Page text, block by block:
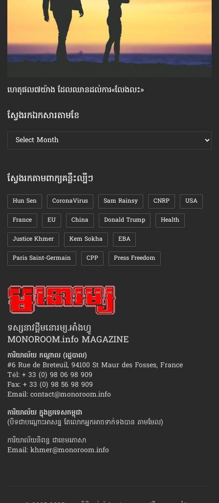
ហេតុផល៧យ៉ាង ដែល​ឈាន​ដល់​ការ«លែងលះ»
ស្វែងរកឯកសារតាមខែ
ស្វែងរក
ឯកសារ
ស្វែងរកតាមពាក្យគន្លឹះល្បីៗ
Hun Sen CoronaVirus Sam Rainsy CNRP USA
France EU China Donald Trump Health
Justice Khmer Kem Sokha EBA
Paris Saint-Germain CPP Press Freedom
ទស្សនាវដ្ដីមនោរម្យ.អាំងហ្វូ
MONOROOM.info MAGAZINE
ការិយាល័យ កណ្ដាល (រដ្ឋបាល)
#6 Rue de Breteuil, 94100 St Maur des Fosses, France
Tél: + 33 (0) 98 06 98 909
Fax: + 33 (0) 98 56 98 909
Email: contact@monoroom.info
ការិយាល័យ ក្នុង​ប្រទេស​កម្ពុជា
(បិទជាបណ្ដោះអាសន្ន តែលោកអ្នកអាចទាក់ទងបាន តាមមែល)
ការិយាល័យនិពន្ធ ជាខេមរភាសា
Email: khmer@monoroom.info